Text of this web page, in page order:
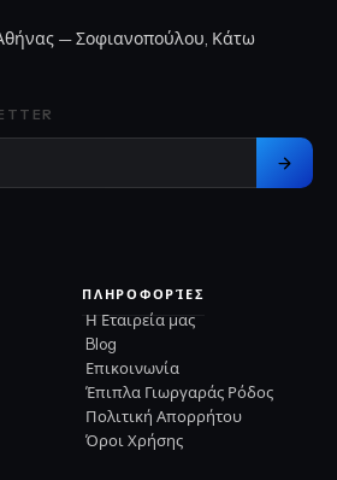
— Σοφιανοπούλου, Κάτω
ΠΛΗΡΟΦΟΡΊΕΣ
Η Εταιρεία μας
Blog
Επικοινωνία
Έπιπλα Γιωργαράς Ρόδος
Πολιτική Απορρήτου
Όροι Χρήσης